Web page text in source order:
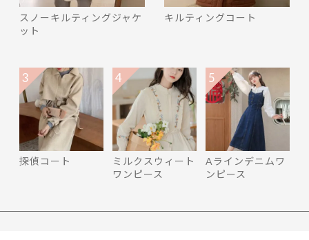
スノーキルティングジャケ
ット
キルティングコート
探偵コート
3
ミルクスウィート
ワンピース
4
Aラインデニムワ
ンピース
5